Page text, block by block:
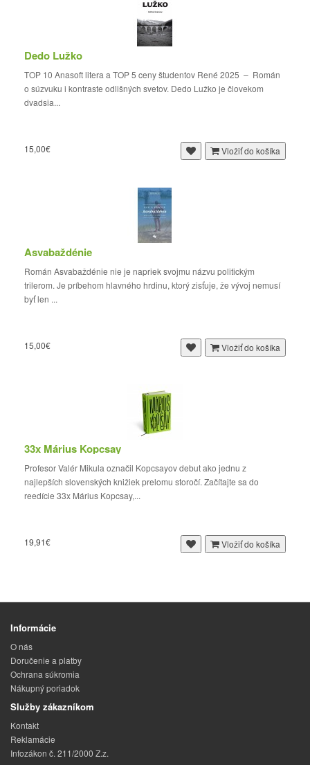
Dedo Lužko
TOP 10 Anasoft litera a TOP 5 ceny študentov René 2025 – Román
o súzvuku i kontraste odlišných svetov. Dedo Lužko je človekom
dvadsia...
15,00€ Vložiť do košíka
Asvabaždénie
Román Asvabaždénie nie je napriek svojmu názvu politickým
trilerom. Je príbehom hlavného hrdinu, ktorý zisťuje, že vývoj nemusí
byť len ...
15,00€ Vložiť do košíka
33x Márius Kopcsay
Profesor Valér Mikula označil Kopcsayov debut ako jednu z
najlepších slovenských knižiek prelomu storočí. Začítajte sa do
reedície 33x Márius Kopcsay,...
19,91€ Vložiť do košíka
Informácie
O nás
Doručenie a platby
Ochrana súkromia
Nákupný poriadok
Služby zákazníkom
Kontakt
Reklamácie
Infozákon č. 211/2000 Z.z.